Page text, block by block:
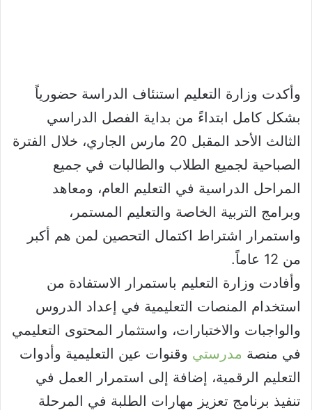
وأكدت وزارة التعليم استنئاف الدراسة حضورياً
بشكل كامل ابتداءً من بداية الفصل الدراسي
الثالث الأحد المقبل 20 مارس الجاري، خلال الفترة
الصباحية لجميع الطلاب والطالبات في جميع
المراحل الدراسية في التعليم العام، ومعاهد
وبرامج التربية الخاصة والتعليم المستمر،
واستمرار اشتراط اكتمال التحصين لمن هم أكبر
من 12 عاماً.
وأفادت وزارة التعليم باستمرار الاستفادة من
استخدام المنصات التعليمية في إعداد الدروس
والواجبات والاختبارات، واستثمار المحتوى التعليمي
في منصة مدرستي وقنوات عين التعليمية وأدوات
التعليم الرقمية، إضافة إلى استمرار العمل في
تنفيذ برنامج تعزيز مهارات الطلبة في المرحلة